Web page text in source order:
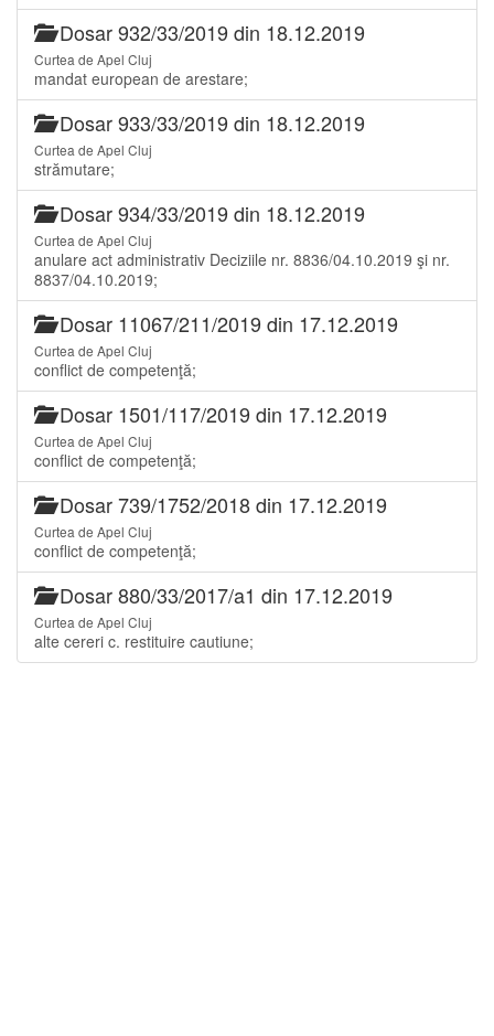
Dosar 932/33/2019 din 18.12.2019
Curtea de Apel Cluj
mandat european de arestare;
Dosar 933/33/2019 din 18.12.2019
Curtea de Apel Cluj
strămutare;
Dosar 934/33/2019 din 18.12.2019
Curtea de Apel Cluj
anulare act administrativ Deciziile nr. 8836/04.10.2019 şi nr.
8837/04.10.2019;
Dosar 11067/211/2019 din 17.12.2019
Curtea de Apel Cluj
conflict de competenţă;
Dosar 1501/117/2019 din 17.12.2019
Curtea de Apel Cluj
conflict de competenţă;
Dosar 739/1752/2018 din 17.12.2019
Curtea de Apel Cluj
conflict de competenţă;
Dosar 880/33/2017/a1 din 17.12.2019
Curtea de Apel Cluj
alte cereri c. restituire cautiune;